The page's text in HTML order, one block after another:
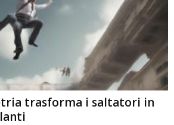
trasforma i saltatori in